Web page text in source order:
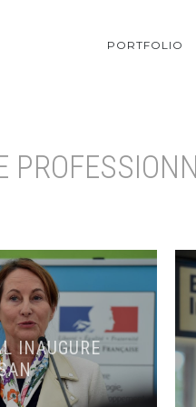
PORTFOLIO
INAUGURE